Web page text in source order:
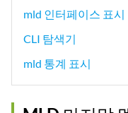
mld 인터페이스 표시
CLI 탐색기
mld 통계 표시